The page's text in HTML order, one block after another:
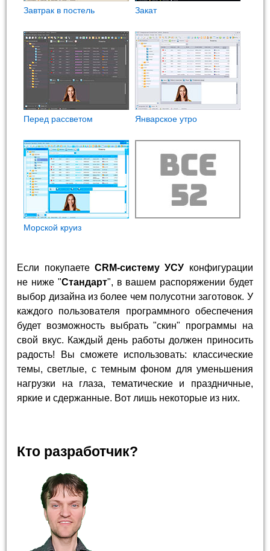
Завтрак в постель Закат
Перед рассветом Январское утро
Морской круиз
Если покупаете CRM-систему УСУ конфигурации
не ниже "Стандарт", в вашем распоряжении будет
выбор дизайна из более чем полусотни заготовок. У
каждого пользователя программного обеспечения
будет возможность выбрать "скин" программы на
свой вкус. Каждый день работы должен приносить
радость! Вы сможете использовать: классические
темы, светлые, с темным фоном для уменьшения
нагрузки на глаза, тематические и праздничные,
яркие и сдержанные. Вот лишь некоторые из них.
Кто разработчик?